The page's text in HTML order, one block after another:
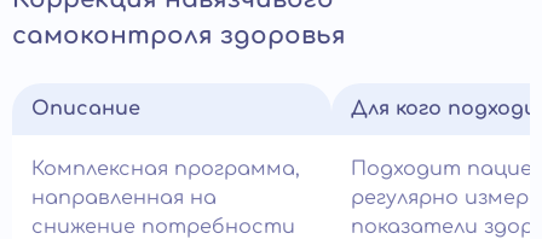
самоконтроля здоровья
Описание
Комплексная программа,
направленная на
снижение потребности
Для кого
Подходит
регулярно
показатели